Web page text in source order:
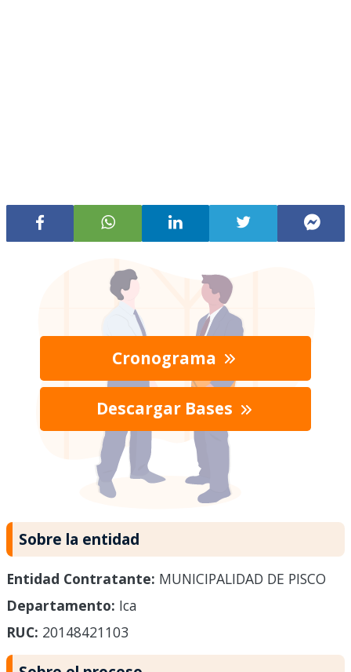
Cronograma
Descargar Bases
Sobre la entidad
Entidad Contratante: MUNICIPALIDAD DE PISCO
Departamento: Ica
RUC: 20148421103